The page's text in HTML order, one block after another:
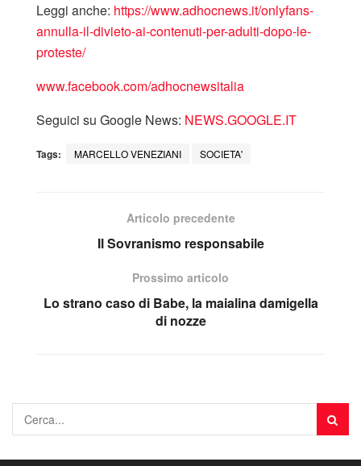
Leggi anche: https://www.adhocnews.it/onlyfans-
annulla-il-divieto-ai-contenuti-per-adulti-dopo-le-
proteste/
www.facebook.com/adhocnewsitalia
Seguici su Google News: NEWS.GOOGLE.IT
Tags: MARCELLO VENEZIANI SOCIETA'
Articolo precedente
Il Sovranismo responsabile
Prossimo articolo
Lo strano caso di Babe, la maialina damigella
di nozze